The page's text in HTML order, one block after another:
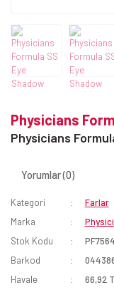
Physicians
Physicians
Yorumlar (0)
Kategori
Farlar
Marka
Stok Kodu
PF7564
Barkod
Havale
66,92